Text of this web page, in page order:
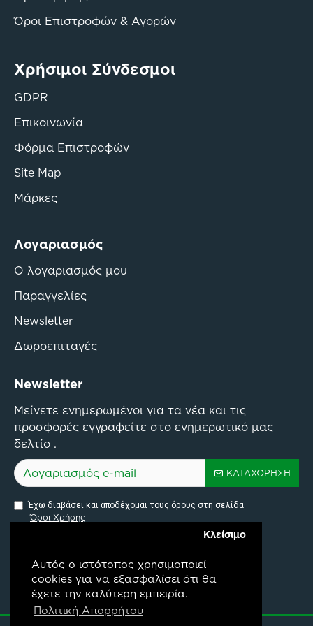
Αυτός ο ιστότοπος χρησιμοποιεί
cookies για να εξασφαλίσει ότι θα
έχετε την καλύτερη εμπειρία.
Πολιτική Απορρήτου
Κλείσιμο
Όροι Επιστροφών & Αγορών
Χρήσιμοι Σύνδεσμοι
GDPR
Επικοινωνία
Φόρμα Επιστροφών
Site Map
Μάρκες
Λογαριασμός
Ο λογαριασμός μου
Παραγγελίες
Newsletter
Δωροεπιταγές
Newsletter
Μείνετε ενημερωμένοι για τα νέα και τις
προσφορές εγγραφείτε στο ενημερωτικό μας
δελτίο .
ΚΑΤΑΧΏΡΗΣΗ
Έχω διαβάσει και αποδέχομαι τους όρους στη σελίδα
Όροι Χρήσης
Pylon Api Connectivity Project